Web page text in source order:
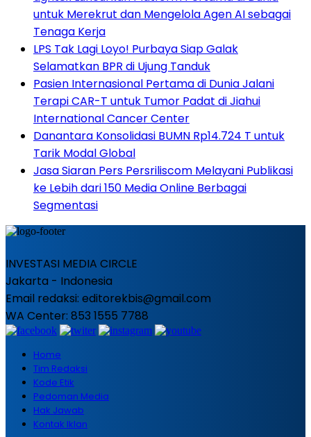
untuk Merekrut dan Mengelola Agen AI sebagai
Tenaga Kerja
LPS Tak Lagi Loyo! Purbaya Siap Galak
Selamatkan BPR di Ujung Tanduk
Pasien Internasional Pertama di Dunia Jalani
Terapi CAR-T untuk Tumor Padat di Jiahui
International Cancer Center
Danantara Konsolidasi BUMN Rp14.724 T untuk
Tarik Modal Global
Jasa Siaran Pers Persriliscom Melayani Publikasi
ke Lebih dari 150 Media Online Berbagai
Segmentasi
INVESTASI MEDIA CIRCLE
Jakarta - Indonesia
Email redaksi: editorekbis@gmail.com
WA Center: 853 1555 7788
Home
Tim Redaksi
Kode Etik
Pedoman Media
Hak Jawab
Kontak Iklan